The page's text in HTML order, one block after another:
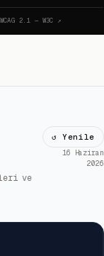
WCAG 2.1 — W3C ↗
ve
↺ Yenile
16 Haziran
2026